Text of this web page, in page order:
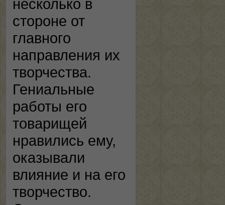
несколько в
стороне от
главного
направления их
творчества.
Гениальные
работы его
товарищей
нравились ему,
оказывали
влияние и на его
творчество.